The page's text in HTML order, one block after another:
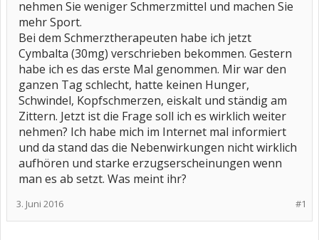
nehmen Sie weniger Schmerzmittel und machen Sie
mehr Sport.
Bei dem Schmerztherapeuten habe ich jetzt
Cymbalta (30mg) verschrieben bekommen. Gestern
habe ich es das erste Mal genommen. Mir war den
ganzen Tag schlecht, hatte keinen Hunger,
Schwindel, Kopfschmerzen, eiskalt und ständig am
Zittern. Jetzt ist die Frage soll ich es wirklich weiter
nehmen? Ich habe mich im Internet mal informiert
und da stand das die Nebenwirkungen nicht wirklich
aufhören und starke erzugserscheinungen wenn
man es ab setzt. Was meint ihr?
#1
3. Juni 2016